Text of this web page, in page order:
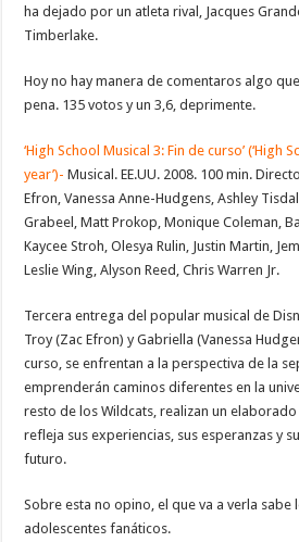
ha dejado por un atleta rival, Jacques
Timberlake.
Hoy no hay manera de comentaros algo
pena. 135 votos y un 3,6, deprimente.
‘High School Musical 3: Fin de curso’ (‘High
year’)- Musical. EE.UU. 2008. 100 min.
Efron, Vanessa Anne-Hudgens, Ashley
Grabeel, Matt Prokop, Monique Coleman,
Kaycee Stroh, Olesya Rulin, Justin Martin,
Leslie Wing, Alyson Reed, Chris Warren Jr.
Tercera entrega del popular musical de
Troy (Zac Efron) y Gabriella (Vanessa
curso, se enfrentan a la perspectiva de la
emprenderán caminos diferentes en la
resto de los Wildcats, realizan un
refleja sus experiencias, sus esperanzas y
futuro.
Sobre esta no opino, el que va a verla sabe
adolescentes fanáticos.